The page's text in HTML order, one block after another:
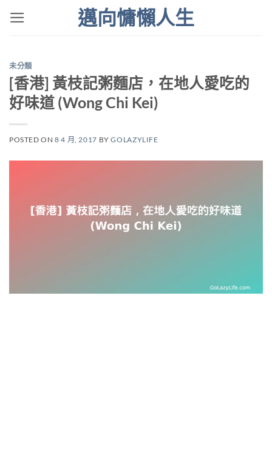
邁向慵懶人生
未分類
[香港] 黃枝記粥麵店，在地人愛吃的
好味道 (Wong Chi Kei)
POSTED ON8 4 月, 2017 BYGOLAZYLIFE